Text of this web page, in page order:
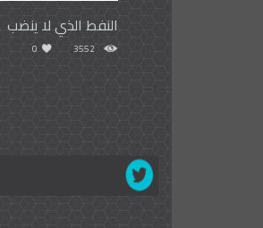
النفط الذي لا ينضب
3552
0